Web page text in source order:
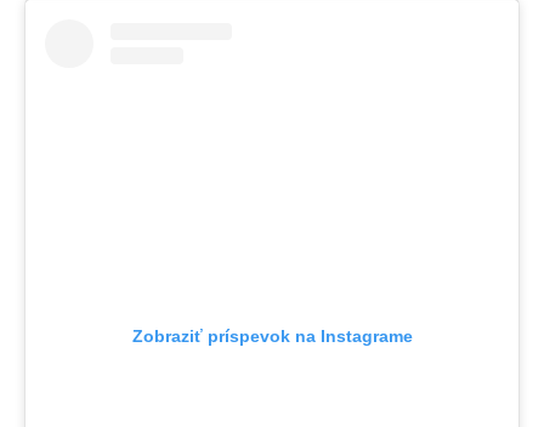
Zobraziť príspevok na Instagrame